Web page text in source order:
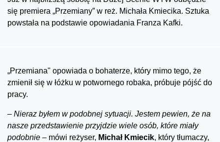
się premiera „Przemiany” w reż. Michała Kmiecika. Sztuka
powstała na podstawie opowiadania Franza Kafki.
„Przemiana" opowiada o bohaterze, który mimo tego, że
zmienił się w łóżku w potwornego robaka, próbuje pójść do
pracy.
– Nieraz byłem w podobnej sytuacji. Jestem pewien, że na
nasze przedstawienie przyjdzie wiele osób, które miały
podobnie – mówi reżyser, Michał Kmiecik, który tłumaczy,